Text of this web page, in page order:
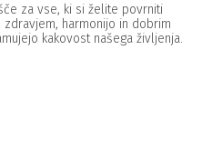
za vse, ki si želite povrniti
harmonijo in dobrim
kakovost našega življenja.